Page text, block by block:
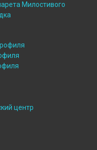
Милостивого
центр